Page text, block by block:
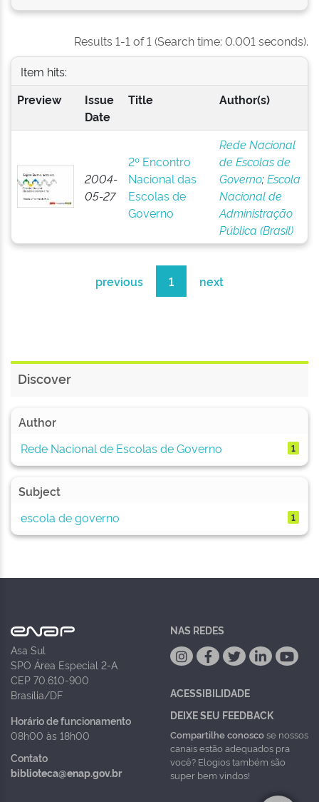
Results 1-1 of 1 (Search time: 0.001 seconds).
Item hits:
Preview
Issue
Date
Title Author(s)
2004-
05-27
2º Encontro
Nacional das
Escolas de
Governo
Rede Nacional
de Escolas de
Governo;Escola
Nacional de
Administração
Pública (Brasil)
previous 1 next
Discover
Author
Rede Nacional de Escolas de Governo
1
Subject
escola de governo
1
Asa Sul
SPO Área Especial 2-A
CEP 70.610-900
Brasília/DF
Horário de funcionamento
08h00 às 18h00
Contato
biblioteca@enap.gov.br
NAS REDES
ACESSIBILIDADE
DEIXE SEU FEEDBACK
Compartilhe conoscose nossos
canais estão adequados pra
você? Elogios também são
super bem vindos!